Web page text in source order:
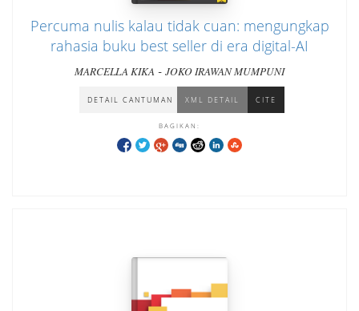
Percuma nulis kalau tidak cuan: mengungkap
rahasia buku best seller di era digital-AI
MARCELLA KIKA - JOKO IRAWAN MUMPUNI
DETAIL CANTUMAN XML DETAIL CITE
BAGIKAN: